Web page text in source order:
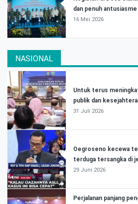
dan penuh
16 Mei 2026
NASIONAL
Untuk terus
publik dan
31 Juli 2026
Oegroseno kecewa
terduga tersangka di
29 Juni 2026
Perjalanan panjang